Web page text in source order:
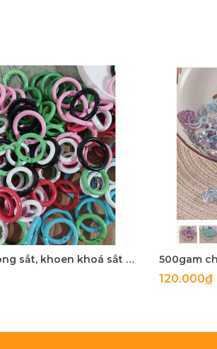
5-100 còng sắt, khoen khoá sắt mix màu 20mm, 25mm, 28mm
120.000₫